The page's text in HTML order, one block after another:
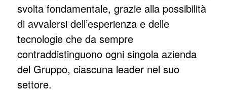
svolta fondamentale, grazie alla possibilità
di avvalersi dell’esperienza e delle
tecnologie che da sempre
contraddistinguono ogni singola azienda
del Gruppo, ciascuna leader nel suo
settore.